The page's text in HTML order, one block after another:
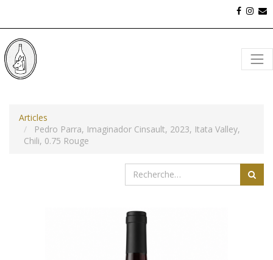
Articles
Pedro Parra, Imaginador Cinsault, 2023, Itata Valley,
Chili, 0.75 Rouge